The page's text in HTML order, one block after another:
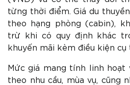
từng thời điểm. Giá du
theo hạng phòng (cabin),
trừ khi có quy định khác
khuyến mãi kèm điều kiện cụ
Mức giá mang tính linh
theo nhu cầu, mùa vụ, cũng